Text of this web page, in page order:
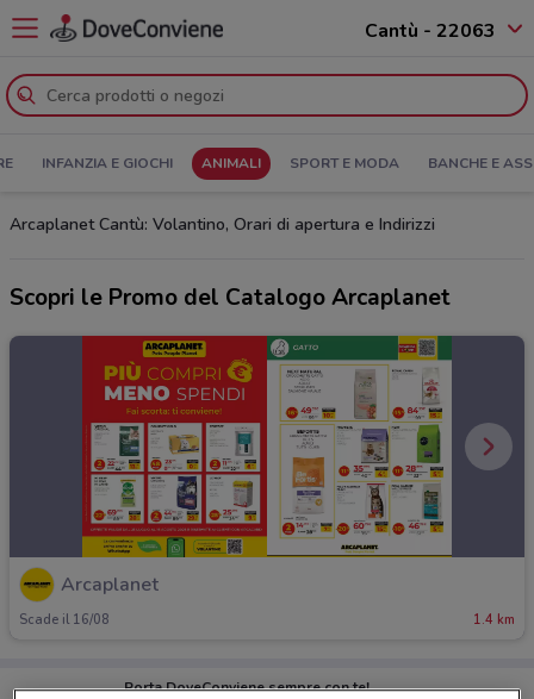
Cantù - 22063
INFANZIA E GIOCHI ANIMALI SPORT E MODA BANCHE E
Arcaplanet Cantù: Volantino, Orari di apertura e Indirizzi
Scopri le Promo del Catalogo Arcaplanet
Arcaplanet
Scade il 16/08 1.4 km
Porta DoveConviene sempre con te!